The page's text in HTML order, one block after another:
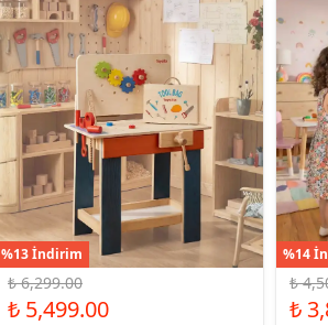
%13 İndirim
₺ 6,299.00
₺ 5,499.00
%14
₺
₺